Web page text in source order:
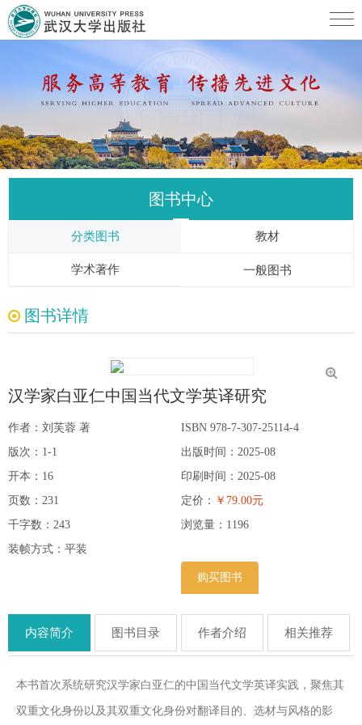
图书中心
分类图书 教材
学术著作 一般图书
图书详情
汉学家白亚仁中国当代文学英译研究
作者：刘芙蓉 著
版次：1-1
开本：16
页数：231
千字数：243
装帧方式：平装
ISBN 978-7-307-25114-4
出版时间：2025-08
印刷时间：2025-08
定价： ￥79.00元
浏览量： 1196
购买图书
内容简介 图书目录 作者介绍 相关推荐
本书首次系统研究汉学家白亚仁的中国当代文学英译实践，聚焦其
双重文化身份以及其双重文化身份对翻译目的、选材与风格的影